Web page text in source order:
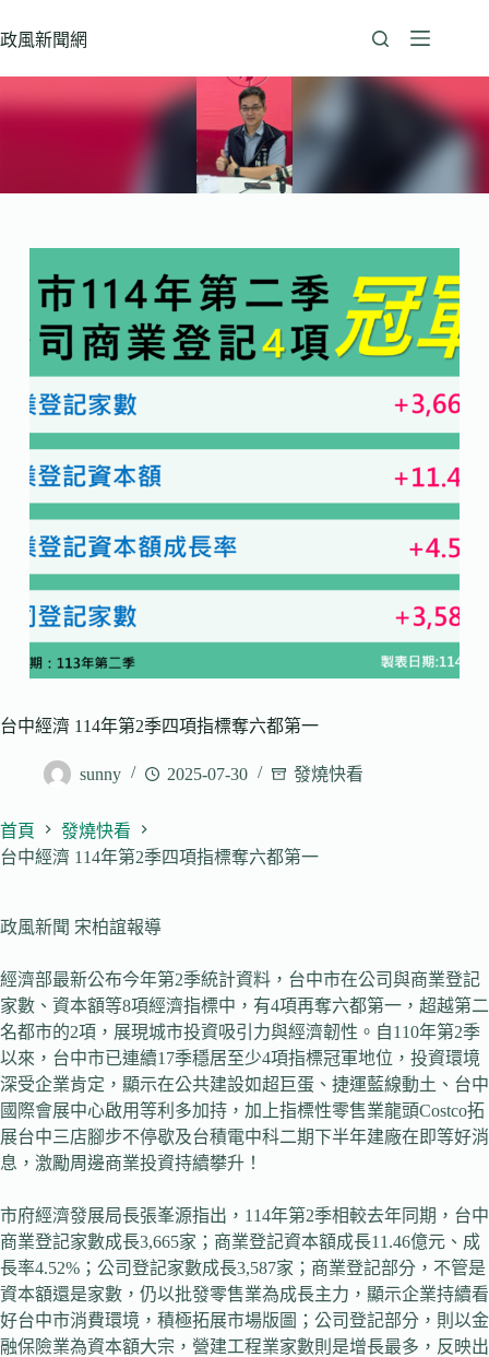
至
政風新聞網
台中經濟 114年第2季四項指標奪六都第一
sunny 2025-07-30 發燒快看
首頁
發燒快看
台中經濟 114年第2季四項指標奪六都第一
政風新聞 宋柏誼報導
經濟部最新公布今年第2季統計資料，台中市在公司與商業登記
家數、資本額等8項經濟指標中，有4項再奪六都第一，超越第二
名都市的2項，展現城市投資吸引力與經濟韌性。自110年第2季
以來，台中市已連續17季穩居至少4項指標冠軍地位，投資環境
深受企業肯定，顯示在公共建設如超巨蛋、捷運藍線動土、台中
國際會展中心啟用等利多加持，加上指標性零售業龍頭Costco拓
展台中三店腳步不停歇及台積電中科二期下半年建廠在即等好消
息，激勵周邊商業投資持續攀升！
市府經濟發展局長張峯源指出，114年第2季相較去年同期，台中
商業登記家數成長3,665家；商業登記資本額成長11.46億元、成
長率4.52%；公司登記家數成長3,587家；商業登記部分，不管是
資本額還是家數，仍以批發零售業為成長主力，顯示企業持續看
好台中市消費環境，積極拓展市場版圖；公司登記部分，則以金
融保險業為資本額大宗，營建工程業家數則是增長最多，反映出